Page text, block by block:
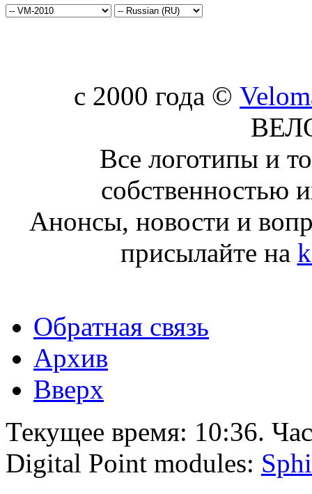
c 2000 года ©
Все логотипы и
собственностью
Анонсы, новости и
присылайте на
Обратная связь
Архив
Вверх
Текущее время: 10:36.
Digital Point modules: